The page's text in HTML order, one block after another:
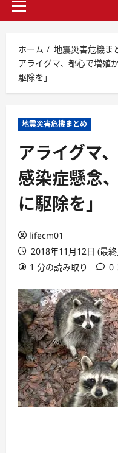
ホーム
地震災害危機ま
アライグマ、都心で増殖
駆除を」
地震災害危機まとめ
アライグマ
感染症懸念
に駆除を」
lifecm01
2018年11月12日 (最
1 分の読み取り
0